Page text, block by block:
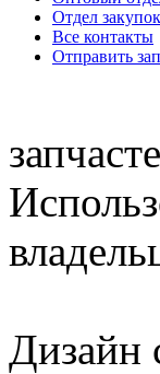
Отдел закупок
Все контакты
Отправить
Дизайн